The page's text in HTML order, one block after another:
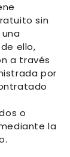
sin
ello,
a través
por
o
la